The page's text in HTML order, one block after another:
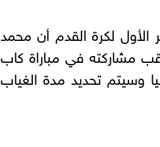
لكرة القدم أن محمد
مشاركته في مباراة كاب
وسيتم تحديد مدة الغياب